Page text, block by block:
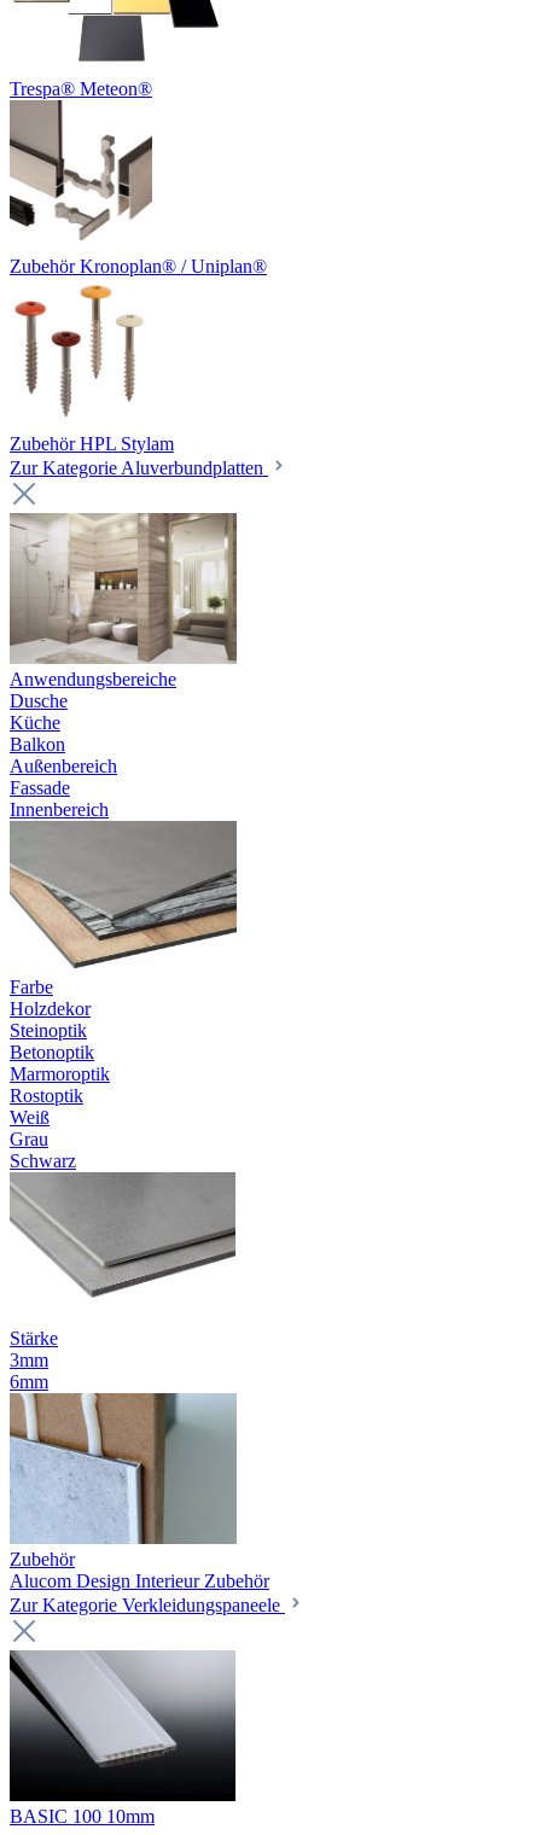
Trespa® Meteon®
Zubehör Kronoplan® / Uniplan®
Zubehör HPL Stylam
Zur Kategorie Aluverbundplatten
Anwendungsbereiche
Dusche
Küche
Balkon
Außenbereich
Fassade
Innenbereich
Farbe
Holzdekor
Steinoptik
Betonoptik
Marmoroptik
Rostoptik
Weiß
Grau
Schwarz
Stärke
3mm
6mm
Zubehör
Alucom Design Interieur Zubehör
Zur Kategorie Verkleidungspaneele
BASIC 100 10mm